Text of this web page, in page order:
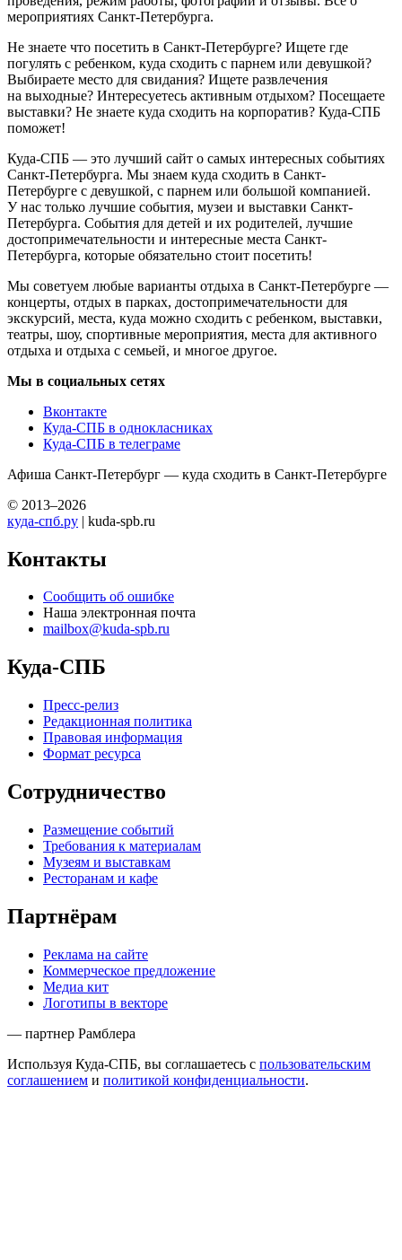
мероприятиях Санкт-Петербурга.
Не знаете что посетить в Санкт-Петербурге? Ищете где
погулять с ребенком, куда сходить с парнем или девушкой?
Выбираете место для свидания? Ищете развлечения
на выходные? Интересуетесь активным отдыхом? Посещаете
выставки? Не знаете куда сходить на корпоратив? Куда-СПБ
поможет!
Куда-СПБ — это лучший сайт о самых интересных событиях
Санкт-Петербурга. Мы знаем куда сходить в Санкт-
Петербурге с девушкой, с парнем или большой компанией.
У нас только лучшие события, музеи и выставки Санкт-
Петербурга. События для детей и их родителей, лучшие
достопримечательности и интересные места Санкт-
Петербурга, которые обязательно стоит посетить!
Мы советуем любые варианты отдыха в Санкт-Петербурге —
концерты, отдых в парках, достопримечательности для
экскурсий, места, куда можно сходить с ребенком, выставки,
театры, шоу, спортивные мероприятия, места для активного
отдыха и отдыха с семьей, и многое другое.
Мы в социальных сетях
Вконтакте
Куда-СПБ в однокласниках
Куда-СПБ в телеграме
Афиша Санкт-Петербург — куда сходить в Санкт-Петербурге
© 2013–2026
куда-спб.ру | kuda-spb.ru
Контакты
Сообщить об ошибке
Наша электронная почта
mailbox@kuda-spb.ru
Куда-СПБ
Пресс-релиз
Редакционная политика
Правовая информация
Формат ресурса
Сотрудничество
Размещение событий
Требования к материалам
Музеям и выставкам
Ресторанам и кафе
Партнёрам
Реклама на сайте
Коммерческое предложение
Медиа кит
Логотипы в векторе
— партнер Рамблера
Используя Куда-СПБ, вы соглашаетесь с пользовательским
соглашением и политикой конфиденциальности.